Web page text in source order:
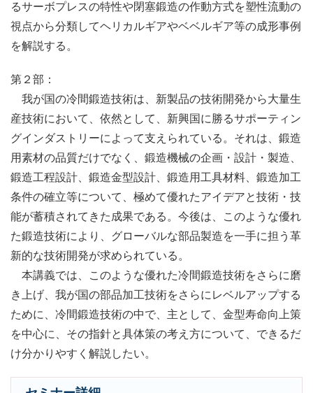
るサーボプレスの特性や閉塞鍛造の作動方式を塑性流動の
視点から分類してヘリカルギアやベベルギア等の成形事例
を解説する。
第２部：
我が国の冷間鍛造技術は、新製品の技術開発から大量生
産技術において、依然として、新興国に勝るサポーティン
グインダストリーによって支えられている。それは、鍛造
用素材の品質だけでなく、鍛造機械の企画・設計・製造、
鍛造工程設計、鍛造金型設計、鍛造用工具材料、鍛造加工
条件の確立等について、極めて優れたアイデアと技術・技
能が蓄積されてきた成果である。今後は、このような優れ
た鍛造技術により、グローバルな部品製造を一手に担う革
新的な技術開発が求められている。
本講義では、このような優れた冷間鍛造技術をさらに磨
き上げ、我が国の部品加工技術をさらにレベルアップする
ために、冷間鍛造技術の中で、主として、金型寿命向上策
を中心に、その指針と具体策の考え方について、できるだ
け分かりやすく解説したい。